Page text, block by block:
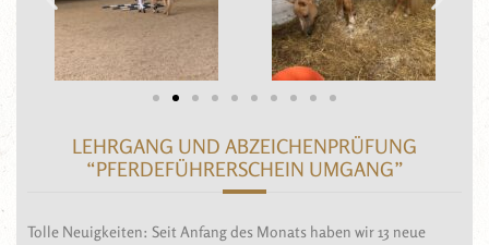
LEHRGANG UND ABZEICHENPRÜFUNG
“PFERDEFÜHRERSCHEIN UMGANG”
Tolle Neuigkeiten: Seit Anfang des Monats haben wir 13 neue